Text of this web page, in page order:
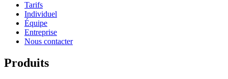
Tarifs
Individuel
Équipe
Entreprise
Nous contacter
Produits